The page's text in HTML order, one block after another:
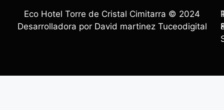
Eco Hotel Torre de Cristal Cimitarra © 2024
Desarrolladora por David martinez Tuceodigital